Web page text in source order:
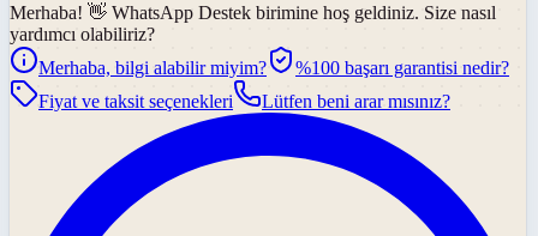
Merhaba! 👋 WhatsApp Destek birimine hoş geldiniz. Size nasıl
yardımcı olabiliriz?
Merhaba, bilgi alabilir miyim?
%100 başarı garantisi nedir?
Fiyat ve taksit seçenekleri
Lütfen beni arar mısınız?